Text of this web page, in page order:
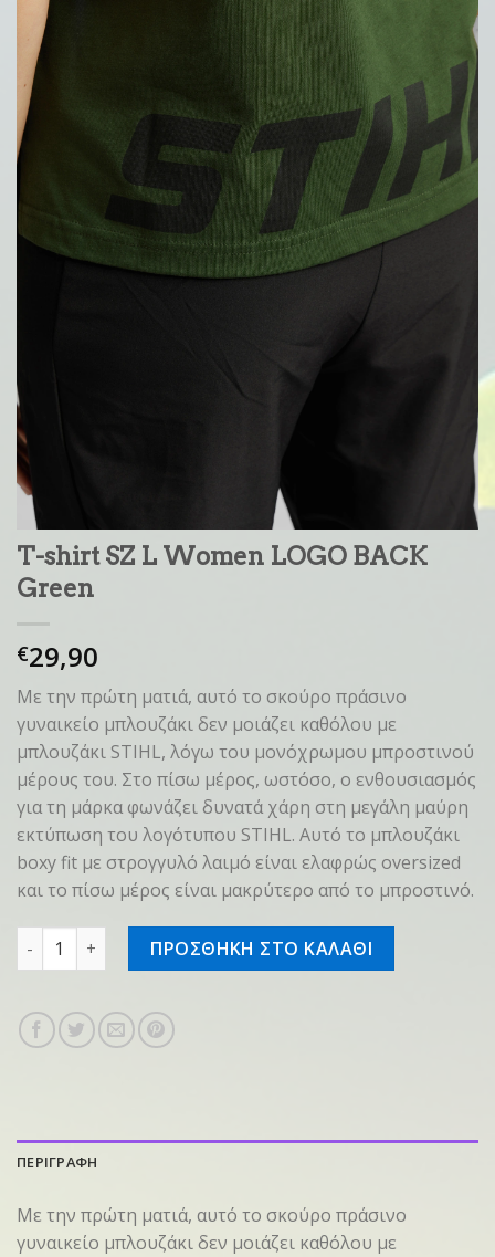
T-shirt SZ L Women LOGO BACK
Green
€29,90
Με την πρώτη ματιά, αυτό το σκούρο πράσινο
γυναικείο μπλουζάκι δεν μοιάζει καθόλου με
μπλουζάκι STIHL, λόγω του μονόχρωμου μπροστινού
μέρους του. Στο πίσω μέρος, ωστόσο, ο ενθουσιασμός
για τη μάρκα φωνάζει δυνατά χάρη στη μεγάλη μαύρη
εκτύπωση του λογότυπου STIHL. Αυτό το μπλουζάκι
boxy fit με στρογγυλό λαιμό είναι ελαφρώς oversized
και το πίσω μέρος είναι μακρύτερο από το μπροστινό.
T-shirt SZ L Women LOGO BACK Green ποσότητα
ΠΡΟΣΘΗΚΗ ΣΤΟ ΚΑΛΑΘΙ
ΠΕΡΙΓΡΑΦΗ
Με την πρώτη ματιά, αυτό το σκούρο πράσινο
γυναικείο μπλουζάκι δεν μοιάζει καθόλου με